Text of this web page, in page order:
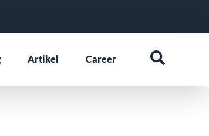
Artikel Career